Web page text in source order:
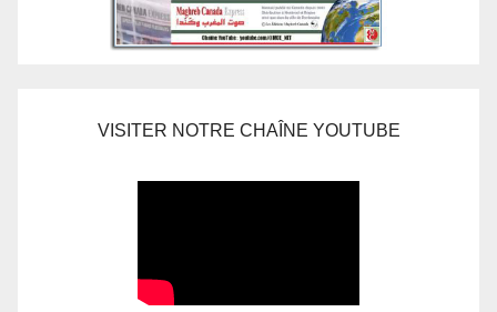
VISITER NOTRE CHAÎNE YOUTUBE